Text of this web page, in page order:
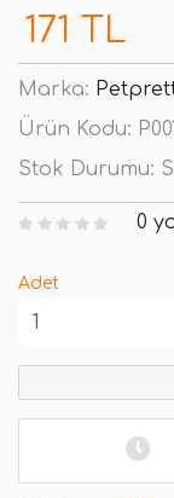
171 TL
Marka:
Ürün Kodu:
Stok Durumu:
0
Adet